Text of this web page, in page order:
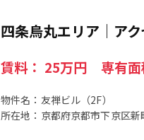
四条烏丸エリア｜ア
賃料： 25万円 専有面
物件名：友禅ビル（2F）
所在地：京都府京都市下京区